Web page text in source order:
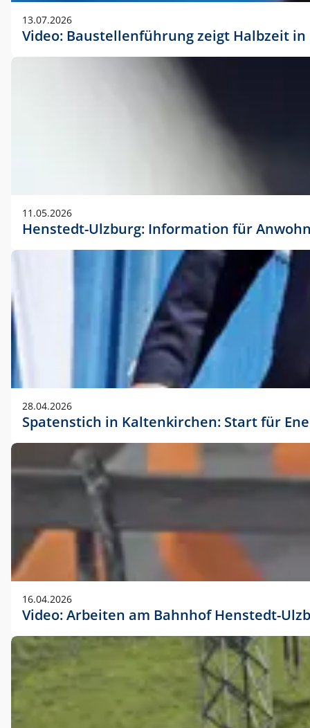
13.07.2026
Video: Baustellenführung zeigt Halbzeit
11.05.2026
Henstedt-Ulzburg: Information für
28.04.2026
Spatenstich in Kaltenkirchen: Start für
16.04.2026
Video: Arbeiten am Bahnhof Henstedt-